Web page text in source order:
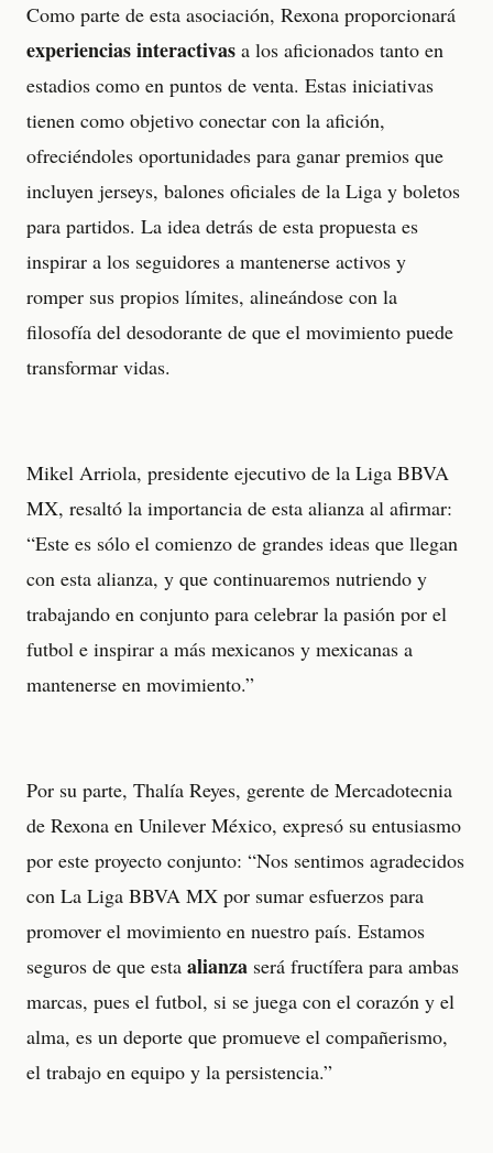
Como parte de esta asociación, Rexona proporcionará
experiencias interactivas a los aficionados tanto en
estadios como en puntos de venta. Estas iniciativas
tienen como objetivo conectar con la afición,
ofreciéndoles oportunidades para ganar premios que
incluyen jerseys, balones oficiales de la Liga y boletos
para partidos. La idea detrás de esta propuesta es
inspirar a los seguidores a mantenerse activos y
romper sus propios límites, alineándose con la
filosofía del desodorante de que el movimiento puede
transformar vidas.
Mikel Arriola, presidente ejecutivo de la Liga BBVA
MX, resaltó la importancia de esta alianza al afirmar:
“Este es sólo el comienzo de grandes ideas que llegan
con esta alianza, y que continuaremos nutriendo y
trabajando en conjunto para celebrar la pasión por el
futbol e inspirar a más mexicanos y mexicanas a
mantenerse en movimiento.”
Por su parte, Thalía Reyes, gerente de Mercadotecnia
de Rexona en Unilever México, expresó su entusiasmo
por este proyecto conjunto: “Nos sentimos agradecidos
con La Liga BBVA MX por sumar esfuerzos para
promover el movimiento en nuestro país. Estamos
seguros de que esta alianza será fructífera para ambas
marcas, pues el futbol, si se juega con el corazón y el
alma, es un deporte que promueve el compañerismo,
el trabajo en equipo y la persistencia.”